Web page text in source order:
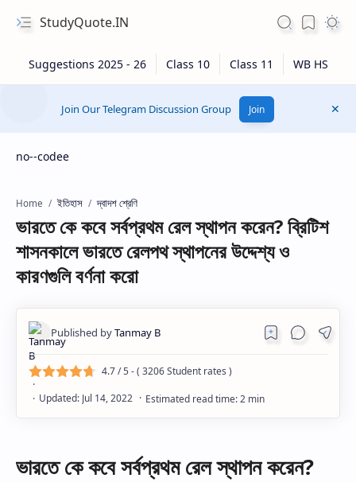
StudyQuote.IN
Join Our Telegram Discussion Group Join
no--codee
Home ইতিহাস দ্বাদশ শ্রেণি
ভারতে কে কবে সর্বপ্রথম রেল স্থাপন করেন? ব্রিটিশ
শাসনকালে ভারতে রেলপথ স্থাপনের উদ্দেশ্য ও
কারণগুলি বর্ণনা করো
4.7/ 5 - ( 3206Student rates )
ভারতে কে কবে সর্বপ্রথম রেল স্থাপন করেন?